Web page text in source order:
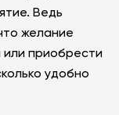
Ведь
желание
или приобрести
удобно